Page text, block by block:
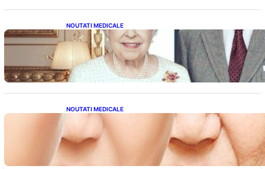
NOUTATI MEDICALE
Longevitatea în Rândul Celebrităților: Lecții
din Viața Prințului Philip și a Altora care Au
Fost Pe Punctul de a Împlini 100 de Ani
NOUTATI MEDICALE
Evoluția Personalității după 70 de Ani: Ce
Revelații Ne Oferă Studiile Psihologice